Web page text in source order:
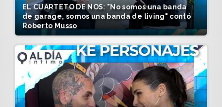
EL CUARTETO DE NOS: "No somos una banda
de garage, somos una banda de living" contó
Roberto Musso